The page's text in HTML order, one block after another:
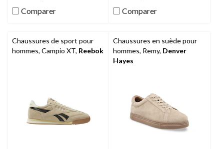
5. Comparer
5. Comparer
Chaussures de sport pour
hommes, Campio XT, Reebok
Chaussures en suède pour
hommes, Remy, Denver
Hayes